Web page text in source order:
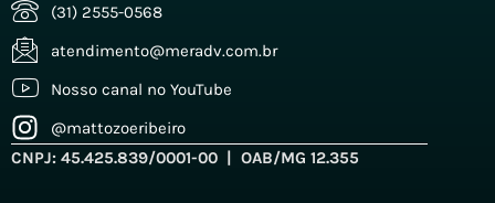
(31) 2555-0568
atendimento@meradv.com.br
Nosso canal no YouTube
@mattozoeribeiro
CNPJ: 45.425.839/0001-00 | OAB/MG 12.355